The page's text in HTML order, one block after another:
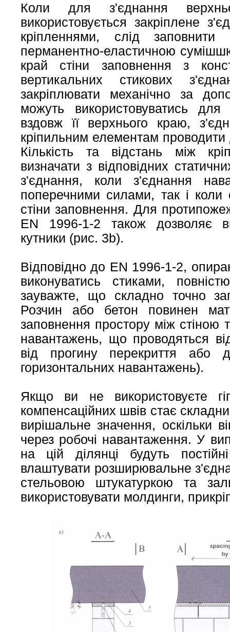
Коли для з'єднання
використовується закріплене
кріпленнями, слід
перманентно-еластичною
край стіни заповнення з
вертикальних стикових
закріплювати механічно за
можуть використовуватись для
вздовж її верхнього краю,
кріпильним елементам
Кількість та відстань між
визначати з відповідних
з'єднання, коли з'єднання
поперечними силами, так і
стіни заповнення. Для
EN 1996-1-2 також дозволяє
кутники (рис. 3b).
Відповідно до EN 1996-1-2,
виконуватись стиками,
зауважте, що складно точно
Розчин або бетон повинен
заповнення простору між стіною
навантажень, що проводяться
від прогину перекриття або
горизонтальних навантажень).
Якщо ви не використовуєте
компенсаційних швів стає
вирішальне значення, оскільки
через робочі навантаження. У
на цій ділянці будуть
влаштувати розширювальне
стельовою штукатуркою та
використовувати молдинги,